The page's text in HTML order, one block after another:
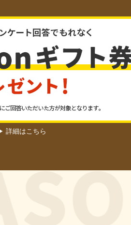
詳細はこちら